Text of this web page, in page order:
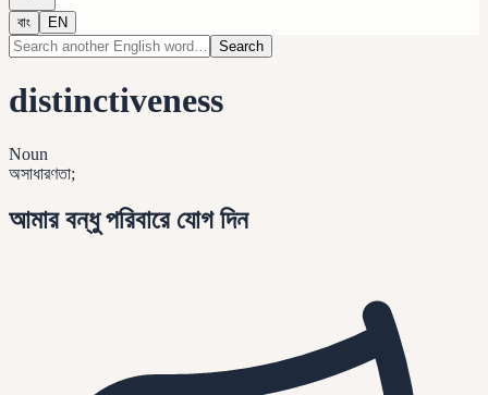
বাং
EN
Search
distinctiveness
Noun
অসাধারণতা;
আমার বন্ধু পরিবারে যোগ দিন